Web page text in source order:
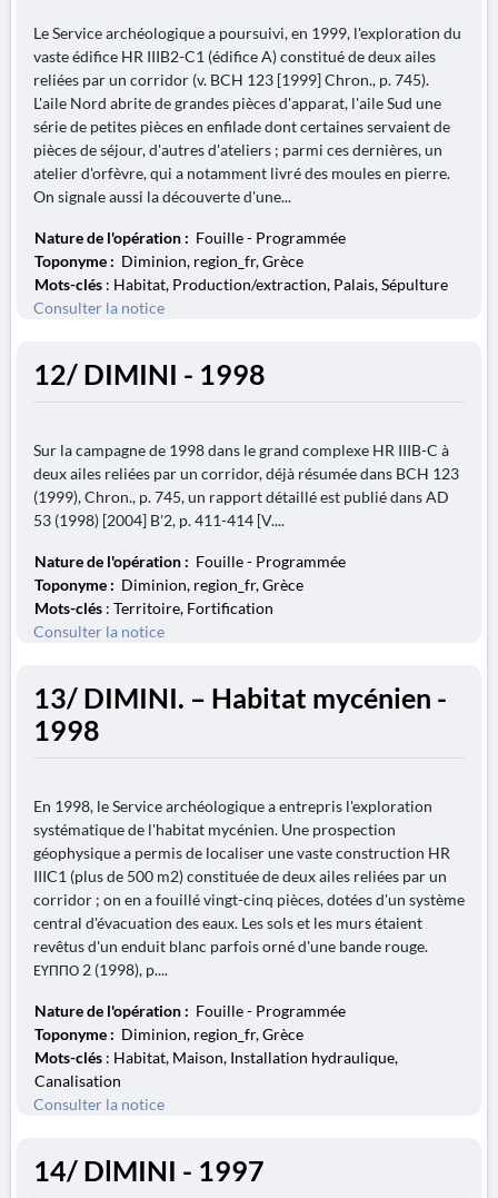
Le Service archéologique a poursuivi, en 1999, l'exploration du
vaste édifice HR IIIB2-C1 (édifice A) constitué de deux ailes
reliées par un corridor (v. BCH 123 [1999] Chron., p. 745).
L'aile Nord abrite de grandes pièces d'apparat, l'aile Sud une
série de petites pièces en enfilade dont certaines servaient de
pièces de séjour, d'autres d'ateliers ; parmi ces dernières, un
atelier d'orfèvre, qui a notamment livré des moules en pierre.
On signale aussi la découverte d'une...
Nature de l'opération : Fouille - Programmée
Toponyme : Diminion, region_fr, Grèce
Mots-clés : Habitat, Production/extraction, Palais, Sépulture
Consulter la notice
12/ DIMINI - 1998
Sur la campagne de 1998 dans le grand complexe HR IIIB-C à
deux ailes reliées par un corridor, déjà résumée dans BCH 123
(1999), Chron., p. 745, un rapport détaillé est publié dans AD
53 (1998) [2004] B'2, p. 411-414 [V....
Nature de l'opération : Fouille - Programmée
Toponyme : Diminion, region_fr, Grèce
Mots-clés : Territoire, Fortification
Consulter la notice
13/ DIMINI. – Habitat mycénien -
1998
En 1998, le Service archéologique a entrepris l'exploration
systématique de l'habitat mycénien. Une prospection
géophysique a permis de localiser une vaste construction HR
IIIC1 (plus de 500 m2) constituée de deux ailes reliées par un
corridor ; on en a fouillé vingt-cinq pièces, dotées d'un système
central d'évacuation des eaux. Les sols et les murs étaient
revêtus d'un enduit blanc parfois orné d'une bande rouge.
ΕΥΠΠΟ 2 (1998), p....
Nature de l'opération : Fouille - Programmée
Toponyme : Diminion, region_fr, Grèce
Mots-clés : Habitat, Maison, Installation hydraulique,
Canalisation
Consulter la notice
14/ DlMINI - 1997